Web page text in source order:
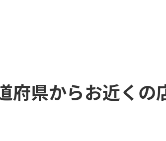
府県からお近くの